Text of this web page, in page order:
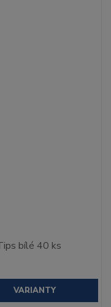
bílé 40 ks
VARIANTY